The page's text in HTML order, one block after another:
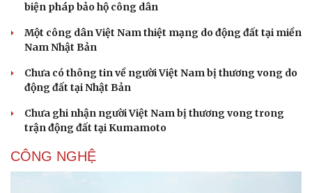
biện pháp bảo hộ công dân
Một công dân Việt Nam thiệt mạng do động đất tại miền
Nam Nhật Bản
Chưa có thông tin về người Việt Nam bị thương vong do
động đất tại Nhật Bản
Chưa ghi nhận người Việt Nam bị thương vong trong
trận động đất tại Kumamoto
CÔNG NGHỆ